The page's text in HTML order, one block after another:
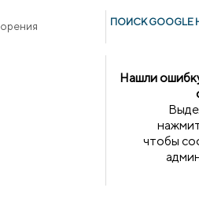
ПОИСК GOОGLE
Нашли
чтобы